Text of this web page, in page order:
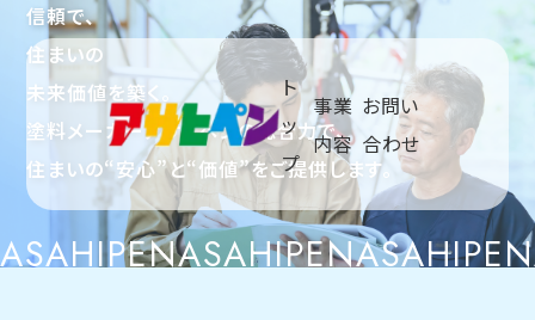
ト
ッ
プ
事業
内容
お問い
合わせ
メニュ
信頼で、
住まいの
未来価値を築く。
塗料メーカーアサヒペンの総合力で、
住まいの“安心”と“価値”をご提供します。
ASAHIPENASAHIPENASAHIPEN